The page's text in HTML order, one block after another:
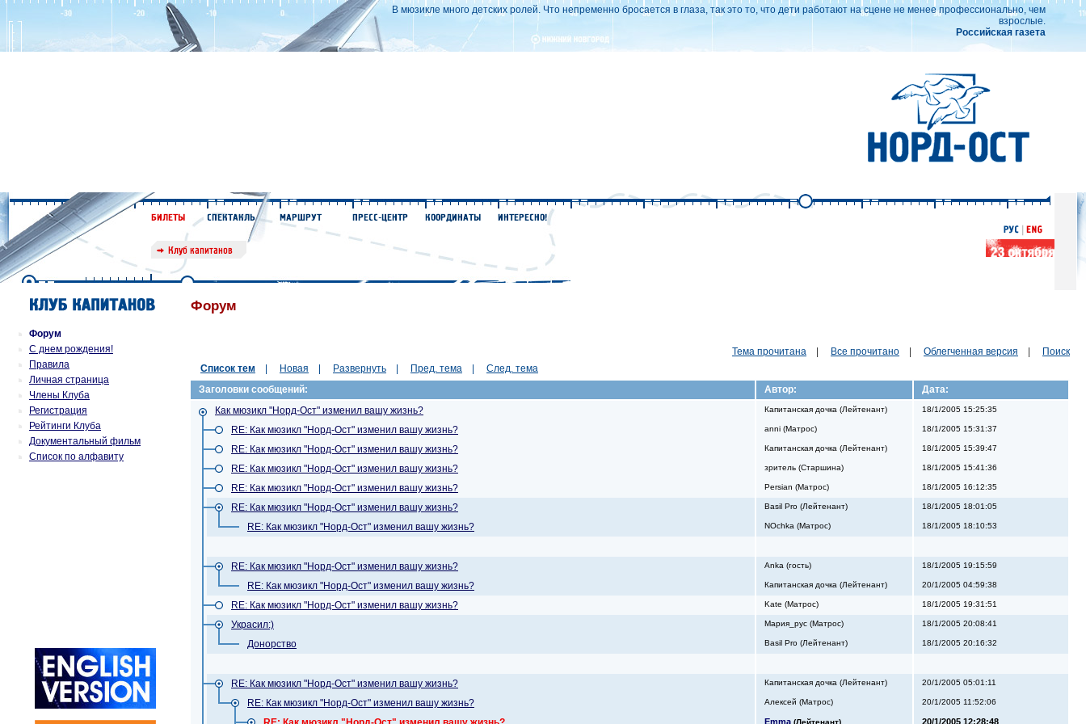
В мюзикле много детских ролей. Что непременно бросается в глаза, так это то, что дети работают на сцене не менее профессионально, чем
взрослые.
Российская газета
Форум
С днем рождения!
Правила
Личная страница
Члены Клуба
Регистрация
Рейтинги Клуба
Документальный фильм
Список по алфавиту
Форум
Тема прочитана Все прочитано Облегченная версия
Поиск
Список тем
Новая Развернуть Пред. тема
След. тема
Заголовки сообщений:
Автор:
Дата:
Как мюзикл "Норд-Ост" изменил вашу жизнь?
Капитанская дочка (Лейтенант) 18/1/2005 15:25:35
RE: Как мюзикл "Норд-Ост" изменил вашу жизнь? anni (Матрос) 18/1/2005 15:31:37
RE: Как мюзикл "Норд-Ост" изменил вашу жизнь? Капитанская дочка (Лейтенант) 18/1/2005 15:39:47
RE: Как мюзикл "Норд-Ост" изменил вашу жизнь? зритель (Старшина) 18/1/2005 15:41:36
RE: Как мюзикл "Норд-Ост" изменил вашу жизнь? Persian (Матрос) 18/1/2005 16:12:35
RE: Как мюзикл "Норд-Ост" изменил вашу жизнь? Basil Pro (Лейтенант) 18/1/2005 18:01:05
RE: Как мюзикл "Норд-Ост" изменил вашу жизнь? NOchka (Матрос) 18/1/2005 18:10:53
RE: Как мюзикл "Норд-Ост" изменил вашу жизнь? Anka (гость) 18/1/2005 19:15:59
RE: Как мюзикл "Норд-Ост" изменил вашу жизнь? Капитанская дочка (Лейтенант) 20/1/2005 04:59:38
RE: Как мюзикл "Норд-Ост" изменил вашу жизнь? Kate (Матрос) 18/1/2005 19:31:51
Украсил:) Мария_рус (Матрос) 18/1/2005 20:08:41
Донорство Basil Pro (Лейтенант) 18/1/2005 20:16:32
RE: Как мюзикл "Норд-Ост" изменил вашу жизнь? Капитанская дочка (Лейтенант) 20/1/2005 05:01:11
RE: Как мюзикл "Норд-Ост" изменил вашу жизнь? Алекcей (Матрос) 20/1/2005 11:52:06
Emma (Лейтенант) 20/1/2005 12:28:48